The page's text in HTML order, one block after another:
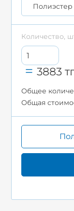
Полиэстер
Количество,
3883 тг
Общее
Общая